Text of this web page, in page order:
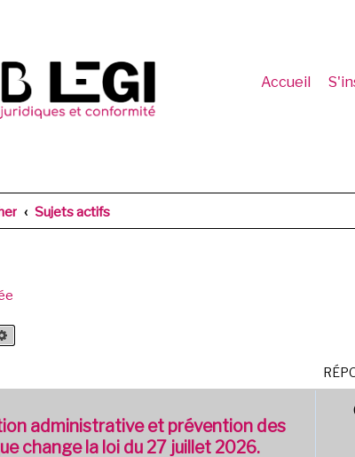
Accueil
Sujets actifs
administrative et prévention des
change la loi du 27 juillet 2026.